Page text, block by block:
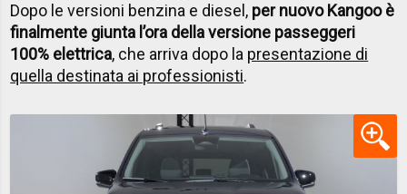
Dopo le versioni benzina e diesel, per nuovo Kangoo è
finalmente giunta l’ora della versione passeggeri
100% elettrica, che arriva dopo la presentazione di
quella destinata ai professionisti.